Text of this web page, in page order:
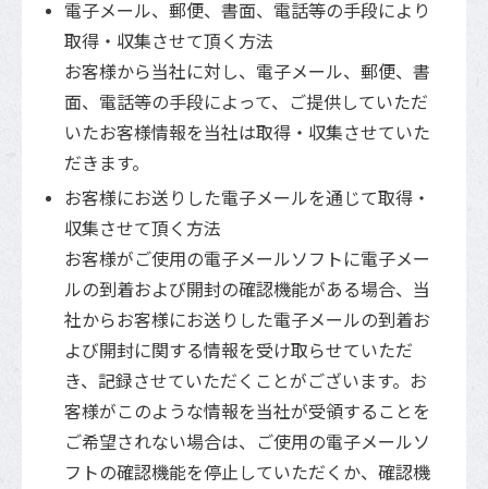
電子メール、郵便、書面、電話等の手段により
取得・収集させて頂く方法
お客様から当社に対し、電子メール、郵便、書
面、電話等の手段によって、ご提供していただ
いたお客様情報を当社は取得・収集させていた
だきます。
お客様にお送りした電子メールを通じて取得・
収集させて頂く方法
お客様がご使用の電子メールソフトに電子メー
ルの到着および開封の確認機能がある場合、当
社からお客様にお送りした電子メールの到着お
よび開封に関する情報を受け取らせていただ
き、記録させていただくことがございます。お
客様がこのような情報を当社が受領することを
ご希望されない場合は、ご使用の電子メールソ
フトの確認機能を停止していただくか、確認機